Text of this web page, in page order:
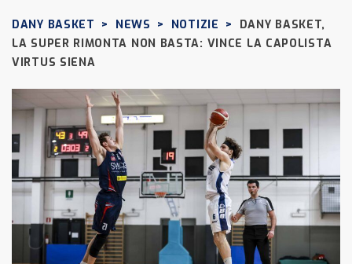
DANY BASKET > NEWS > NOTIZIE >
DANY BASKET,
LA SUPER RIMONTA NON BASTA: VINCE LA CAPOLISTA
VIRTUS SIENA